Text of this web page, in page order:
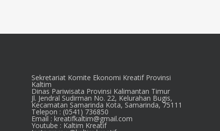
Sekretariat Komite Ekonomi Kreatif Provinsi
Kaltim
Dinas Pariwisata Provinsi Kalimantan Timur
Jl. Jendral Sudirman No. 22, Kelurahan Bugis,
Kecamatan Samarinda Kota, Samarinda, 75111
Telepon : (0541) 736850
Email : kreatifkaltim@gmail.com
Youtube : Kaltim Kreatif